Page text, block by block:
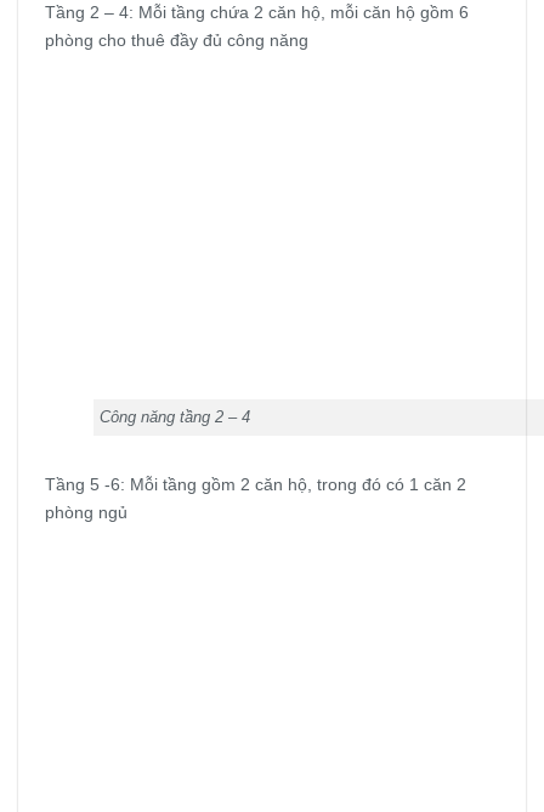
Tầng 2 – 4: Mỗi tầng chứa 2 căn hộ, mỗi căn hộ gồm 6
phòng cho thuê đầy đủ công năng
Công năng tầng 2 – 4
Tầng 5 -6: Mỗi tầng gồm 2 căn hộ, trong đó có 1 căn 2
phòng ngủ